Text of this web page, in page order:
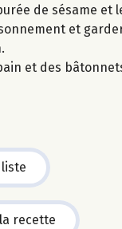
de sésame et
et
et des
liste
recette